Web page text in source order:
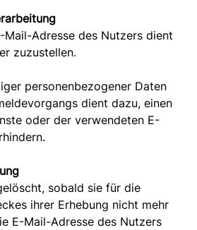
Mail-Adresse des Nutzers dient
zuzustellen.
personenbezogener Daten
dient dazu, einen
oder der verwendeten E-
sobald sie für die
ihrer Erhebung nicht mehr
E-Mail-Adresse des Nutzers